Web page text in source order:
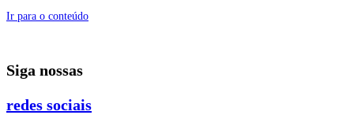
Ir para o conteúdo
Siga nossas
redes sociais